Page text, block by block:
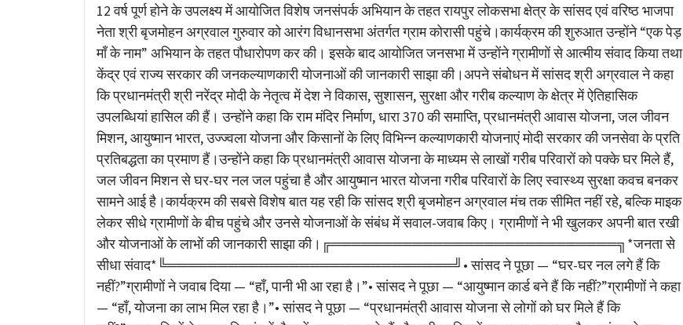
12 वर्ष पूर्ण होने के उपलक्ष्य में आयोजित विशेष जनसंपर्क अभियान के तहत रायपुर लोकसभा क्षेत्र के सांसद एवं वरिष्ठ भाजपा
नेता श्री बृजमोहन अग्रवाल गुरुवार को आरंग विधानसभा अंतर्गत ग्राम कोरासी पहुंचे।कार्यक्रम की शुरुआत उन्होंने “एक पेड़
माँ के नाम” अभियान के तहत पौधारोपण कर की। इसके बाद आयोजित जनसभा में उन्होंने ग्रामीणों से आत्मीय संवाद किया तथा
केंद्र एवं राज्य सरकार की जनकल्याणकारी योजनाओं की जानकारी साझा की।अपने संबोधन में सांसद श्री अग्रवाल ने कहा
कि प्रधानमंत्री श्री नरेंद्र मोदी के नेतृत्व में देश ने विकास, सुशासन, सुरक्षा और गरीब कल्याण के क्षेत्र में ऐतिहासिक
उपलब्धियां हासिल की हैं। उन्होंने कहा कि राम मंदिर निर्माण, धारा 370 की समाप्ति, प्रधानमंत्री आवास योजना, जल जीवन
मिशन, आयुष्मान भारत, उज्ज्वला योजना और किसानों के लिए विभिन्न कल्याणकारी योजनाएं मोदी सरकार की जनसेवा के प्रति
प्रतिबद्धता का प्रमाण हैं।उन्होंने कहा कि प्रधानमंत्री आवास योजना के माध्यम से लाखों गरीब परिवारों को पक्के घर मिले हैं,
जल जीवन मिशन से घर-घर नल जल पहुंचा है और आयुष्मान भारत योजना गरीब परिवारों के लिए स्वास्थ्य सुरक्षा कवच बनकर
सामने आई है।कार्यक्रम की सबसे विशेष बात यह रही कि सांसद श्री बृजमोहन अग्रवाल मंच तक सीमित नहीं रहे, बल्कि माइक
लेकर सीधे ग्रामीणों के बीच पहुंचे और उनसे योजनाओं के संबंध में सवाल-जवाब किए। ग्रामीणों ने भी खुलकर अपनी बात रखी
और योजनाओं के लाभों की जानकारी साझा की।╔════════════════════════════╗*जनता से
सीधा संवाद*╚════════════════════════════╝• सांसद ने पूछा — “घर-घर नल लगे हैं कि
नहीं?”ग्रामीणों ने जवाब दिया — “हाँ, पानी भी आ रहा है।”• सांसद ने पूछा — “आयुष्मान कार्ड बने हैं कि नहीं?”ग्रामीणों ने कहा
— “हाँ, योजना का लाभ मिल रहा है।”• सांसद ने पूछा — “प्रधानमंत्री आवास योजना से लोगों को घर मिले हैं कि